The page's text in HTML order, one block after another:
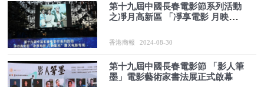
第十九屆中國長春電影節系列活動
之凈月高新區 「凈享電影 月映星
香港商報 2024-08-30
第十九屆中國長春電影節 「影人筆
墨」電影藝術家書法展正式啟幕